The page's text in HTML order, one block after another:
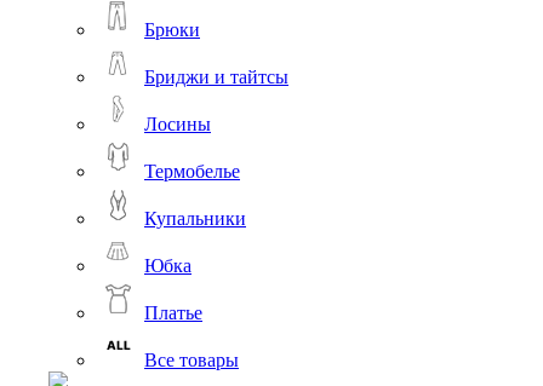
Брюки
Бриджи и тайтсы
Лосины
Термобелье
Купальники
Юбка
Платье
Все товары